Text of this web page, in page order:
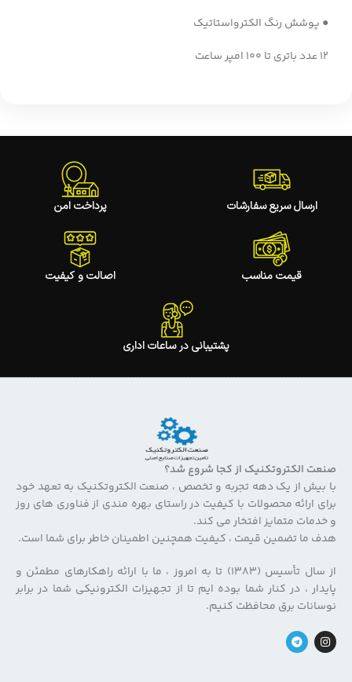
● پوشش رنگ الکترواستاتیک
12 عدد باتری تا 100 امپر ساعت
ارسال سریع سفارشات پرداخت امن
قیمت مناسب اصالت و کیفیت
پشتیبانی در ساعات اداری
صنعت الکتروتکنیک از کجا شروع شد؟
با بیش از یک دهه تجربه و تخصص ، صنعت الکتروتکنیک به تعهد خود
برای ارائه محصولات با کیفیت در راستای بهره مندی از فناوری های روز
و خدمات متمایز افتخار می کند.
هدف ما تضمین قیمت ، کیفیت همچنین اطمینان خاطر برای شما است.
از سال تأسیس (۱۳۸۳) تا به امروز ، ما با ارائه راهکارهای مطمئن و
پایدار ، در کنار شما بوده ایم تا از تجهیزات الکترونیکی شما در برابر
نوسانات برق محافظت کنیم.